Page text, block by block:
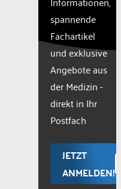
to the
list of
used.
Powered
Consent
spannende
Fachartikel
und exklusive
Angebote aus
der Medizin -
direkt in Ihr
Postfach
JETZT
ANMELDEN!